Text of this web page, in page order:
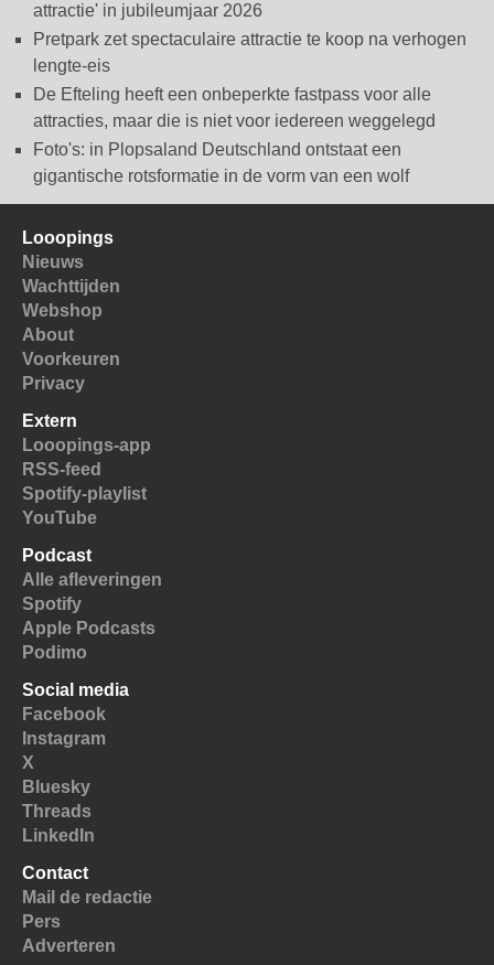
attractie' in jubileumjaar 2026
Pretpark zet spectaculaire attractie te koop na verhogen
lengte-eis
De Efteling heeft een onbeperkte fastpass voor alle
attracties, maar die is niet voor iedereen weggelegd
Foto's: in Plopsaland Deutschland ontstaat een
gigantische rotsformatie in de vorm van een wolf
Looopings
Nieuws
Wachttijden
Webshop
About
Voorkeuren
Privacy
Extern
Looopings-app
RSS-feed
Spotify-playlist
YouTube
Podcast
Alle afleveringen
Spotify
Apple Podcasts
Podimo
Social media
Facebook
Instagram
X
Bluesky
Threads
LinkedIn
Contact
Mail de redactie
Pers
Adverteren